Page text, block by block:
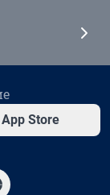
App Store